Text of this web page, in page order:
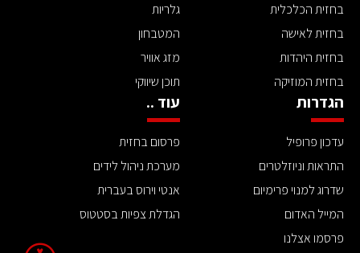
בחזית הכלכלית
בחזית לאישה
בחזית היהדות
בחזית המוזיקה
גלריות
המטבחון
מזג אוויר
תוכן שיווקי
הגדרות
עדכון פרופיל
התראות וניוזלטרים
שדרוג למנוי פרימיום
המייל האדום
פרסמו אצלנו
עוד ..
פרסום בחזית
מערכת ניהול לידים
אנטי וירוס בעברית
הגדלת צפיות בסטטוס